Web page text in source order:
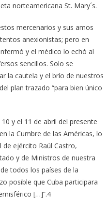
norteamericana St. Mary´s.
mercenarios y sus amos
anexionistas; pero en
y el médico lo echó al
sencillos. Solo se
la cautela y el brío de nuestros
plan trazado “para bien único
y el 11 de abril del presente
la Cumbre de las Américas, lo
ejército Raúl Castro,
y de Ministros de nuestra
todos los países de la
posible que Cuba participara
[…]”.4